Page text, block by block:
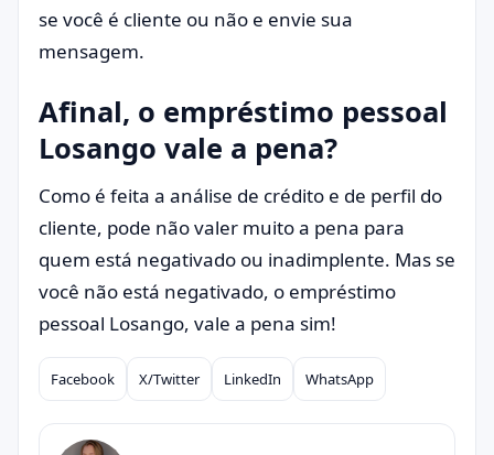
se você é cliente ou não e envie sua
mensagem.
Afinal, o empréstimo pessoal
Losango vale a pena?
Como é feita a análise de crédito e de perfil do
cliente, pode não valer muito a pena para
quem está negativado ou inadimplente. Mas se
você não está negativado, o empréstimo
pessoal Losango, vale a pena sim!
Compartilhar
Facebook X/Twitter LinkedIn WhatsApp